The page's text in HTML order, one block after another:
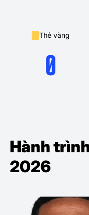
Thẻ vàng
0
Hành
2026